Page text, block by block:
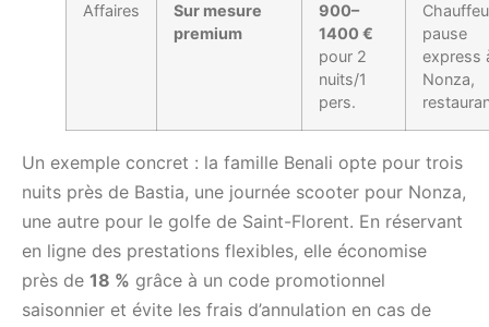
Affaires
Sur mesure
premium
900–
1400 €
pour 2
nuits/1
pers.
pause
express
Nonza,
Un exemple concret : la famille Benali opte pour trois
nuits près de Bastia, une journée scooter pour Nonza,
une autre pour le golfe de Saint-Florent. En réservant
en ligne des prestations flexibles, elle économise
près de 18 % grâce à un code promotionnel
saisonnier et évite les frais d’annulation en cas de